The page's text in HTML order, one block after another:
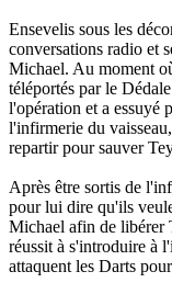
Ensevelis sous les
conversations radio et
Michael. Au moment
téléportés par le
l'opération et a essuyé
l'infirmerie du
repartir pour sauver
Après être sortis de
pour lui dire qu'ils
Michael afin de libérer
réussit à s'introduire à
attaquent les Darts